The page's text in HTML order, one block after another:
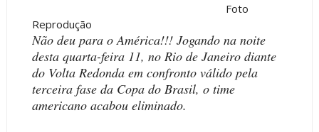
Foto
Reprodução
Não deu para o América!!! Jogando na noite
desta quarta-feira 11, no Rio de Janeiro diante
do Volta Redonda em confronto válido pela
terceira fase da Copa do Brasil, o time
americano acabou eliminado.